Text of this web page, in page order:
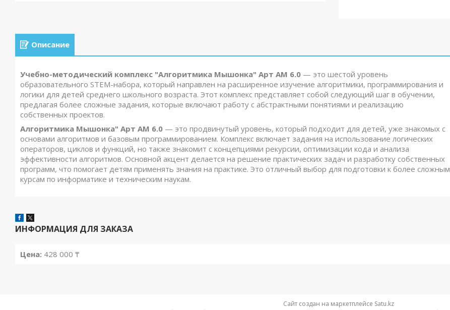
Описание
Учебно-методический комплекс "Алгоритмика Мышонка" Арт АМ 6.0 — это шестой уровень
образовательного STEM-набора, который направлен на расширенное изучение алгоритмики, программирования и
логики для детей среднего школьного возраста. Этот комплекс представляет собой следующий шаг в обучении,
предлагая более сложные задания, которые включают работу с абстрактными понятиями и реализацию
собственных проектов.
Алгоритмика Мышонка" Арт АМ 6.0 — это продвинутый уровень, который подходит для детей, уже знакомых с
основами алгоритмов и базовым программированием. Комплекс включает задания на использование логических
операторов, циклов и функций, но также знакомит с концепциями рекурсии, оптимизации кода и анализа
эффективности алгоритмов. Основной акцент делается на решение практических задач и разработку собственных
программ, что помогает детям применять знания на практике. Это отличный выбор для подготовки к более сложным
курсам по информатике и техническим наукам.
ИНФОРМАЦИЯ ДЛЯ ЗАКАЗА
Цена: 428 000 ₸
Сайт создан на маркетплейсе Satu.kz